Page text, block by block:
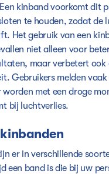
kinband voorkomt dit
te houden, zodat de
Het gebruik van een
niet alleen voor
maar verbetert ook
Gebruikers melden
worden met een droge
bij luchtverlies.
er in verschillende
een band is die bij uw